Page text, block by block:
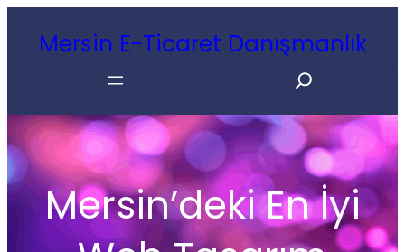
Mersin E-Ticaret Danışmanlık
Search
Mersin’deki En İyi